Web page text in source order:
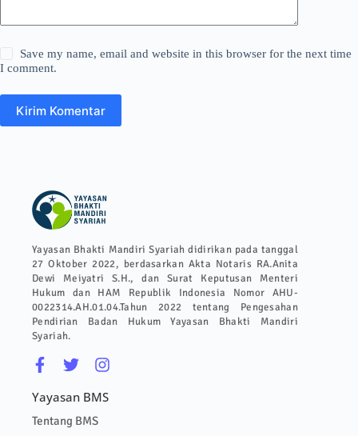
Save my name, email and website in this browser for the next time
I comment.
Kirim Komentar
Yayasan Bhakti Mandiri Syariah didirikan pada tanggal
27 Oktober 2022, berdasarkan Akta Notaris RA.Anita
Dewi Meiyatri S.H., dan Surat Keputusan Menteri
Hukum dan HAM Republik Indonesia Nomor AHU-
0022314.AH.01.04.Tahun 2022 tentang Pengesahan
Pendirian Badan Hukum Yayasan Bhakti Mandiri
Syariah.
Yayasan BMS
Tentang BMS